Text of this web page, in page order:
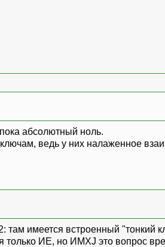
абсолютный ноль.
ведь у них налаженное
там имеется встроенный "тонкий
только ИЕ, но ИМХJ это вопрос